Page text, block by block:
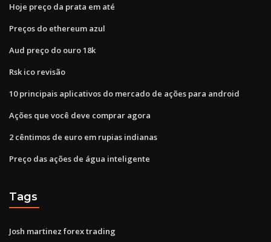
Hoje preço da prata em até
Preços do ethereum azul
Aud preço do ouro 18k
Rsk ico revisão
10 principais aplicativos do mercado de ações para android
Ações que você deve comprar agora
2 cêntimos de euro em rupias indianas
Preço das ações de água inteligente
Tags
Josh martinez forex trading